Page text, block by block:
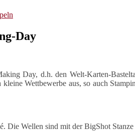
Day
Day, d.h. den Welt-Karten-
Wettbewerbe aus, so auch
Die Wellen sind mit der BigShot Stanze